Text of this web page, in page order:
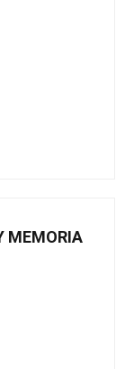
MEMORIA